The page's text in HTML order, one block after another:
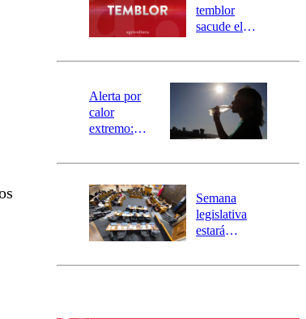
activa
mensajería
SAE
temblor
sacude el
revisa la
epicentro
Alerta por
calor
extremo:
activa Alerta
Preventiva en
tres comunas
Semana
legislativa
estará
el fin de la